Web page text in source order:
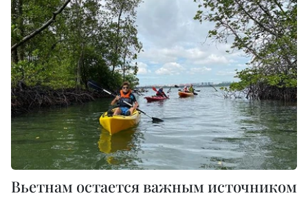
Вьетнам остается важным источником